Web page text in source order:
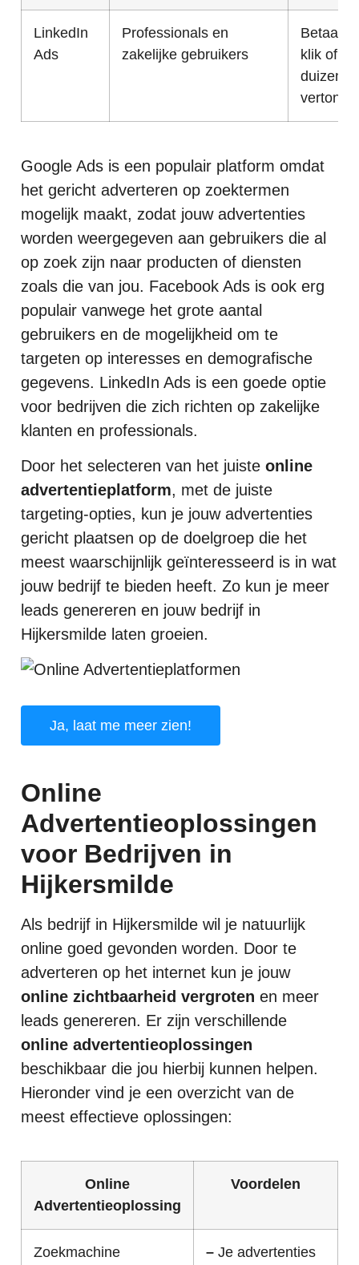
LinkedIn
Ads
Professionals en
zakelijke gebruikers
Betaal-
klik of
duizend
Google Ads is een populair platform omdat
het gericht adverteren op zoektermen
mogelijk maakt, zodat jouw advertenties
worden weergegeven aan gebruikers die al
op zoek zijn naar producten of diensten
zoals die van jou. Facebook Ads is ook erg
populair vanwege het grote aantal
gebruikers en de mogelijkheid om te
targeten op interesses en demografische
gegevens. LinkedIn Ads is een goede optie
voor bedrijven die zich richten op zakelijke
klanten en professionals.
Door het selecteren van het juiste online
advertentieplatform, met de juiste
targeting-opties, kun je jouw advertenties
gericht plaatsen op de doelgroep die het
meest waarschijnlijk geïnteresseerd is in wat
jouw bedrijf te bieden heeft. Zo kun je meer
leads genereren en jouw bedrijf in
Hijkersmilde laten groeien.
Ja, laat me meer zien!
Online
Advertentieoplossingen
voor Bedrijven in
Hijkersmilde
Als bedrijf in Hijkersmilde wil je natuurlijk
online goed gevonden worden. Door te
adverteren op het internet kun je jouw
online zichtbaarheid vergroten en meer
leads genereren. Er zijn verschillende
online advertentieoplossingen
beschikbaar die jou hierbij kunnen helpen.
Hieronder vind je een overzicht van de
meest effectieve oplossingen:
Online
Advertentieoplossing
Voordelen
Zoekmachine
– Je advertenties